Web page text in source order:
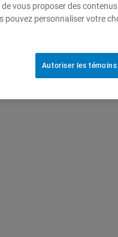
vous proposer des
personnaliser votre
Autoriser les témoins